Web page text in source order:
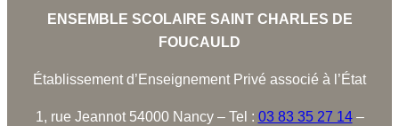
ENSEMBLE SCOLAIRE SAINT CHARLES DE
FOUCAULD
Établissement d’Enseignement Privé associé à l’État
1, rue Jeannot 54000 Nancy – Tel : 03 83 35 27 14–